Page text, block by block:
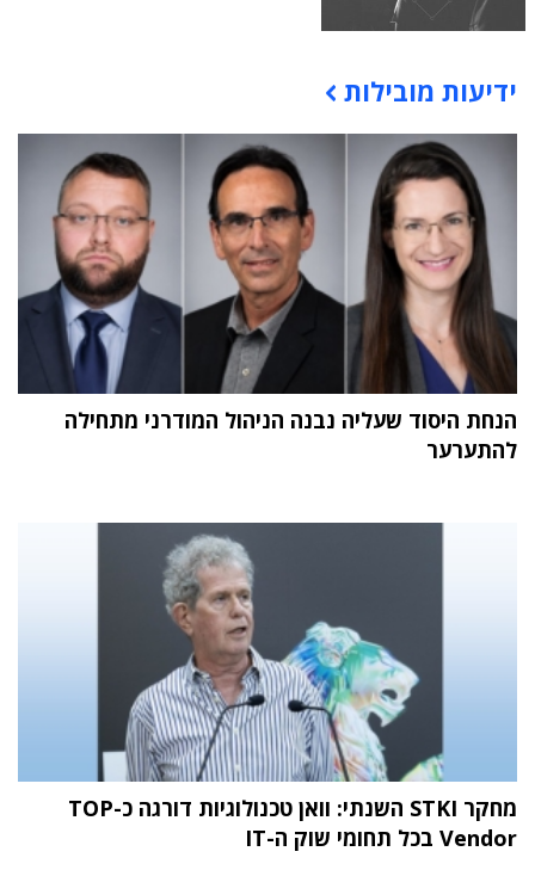
תוכן פרסומי
ידיעות מובילות
הנחת היסוד שעליה נבנה הניהול המודרני מתחילה
להתערער
מחקר STKI השנתי: וואן טכנולוגיות דורגה כ-TOP
Vendor בכל תחומי שוק ה-IT